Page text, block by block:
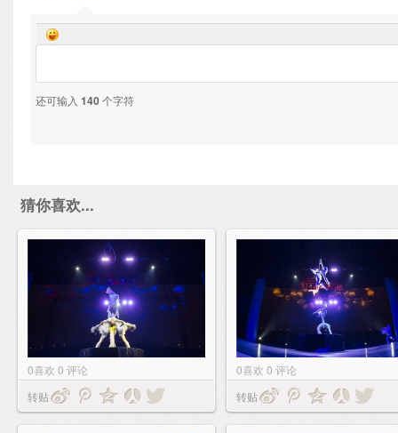
还可输入 140个字符
猜你喜欢...
0喜欢 0 评论
转贴
0喜欢 0 评论
转贴